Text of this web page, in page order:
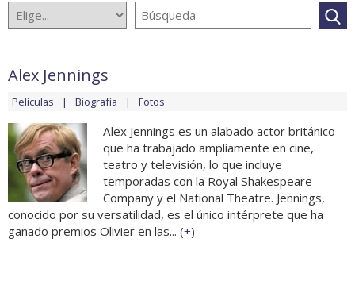
Alex Jennings
Películas Biografía Fotos
Alex Jennings es un alabado actor británico
que ha trabajado ampliamente en cine,
teatro y televisión, lo que incluye
temporadas con la Royal Shakespeare
Company y el National Theatre. Jennings,
conocido por su versatilidad, es el único intérprete que ha
ganado premios Olivier en las... (+)